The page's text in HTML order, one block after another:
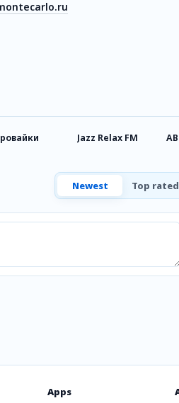
Jazz Relax FM
Newest Top rated
Apps